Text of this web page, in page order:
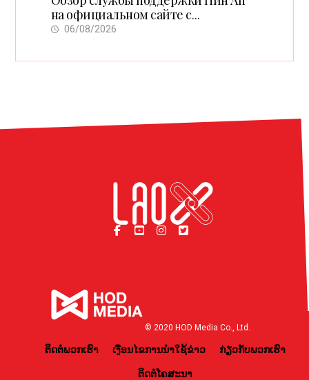
на официальном сайте с
актуальной информацией
06/08/2026
© 2020 HOD Media Co., Ltd.
ຕິດຕໍ່ພວກເຮົາ ເງື່ອນໄຂການນຳໃຊ້ຂ່າວ ກ່ຽວກັບພວກເຮົາ
ຕິດຕໍ່ໂຄສະນາ